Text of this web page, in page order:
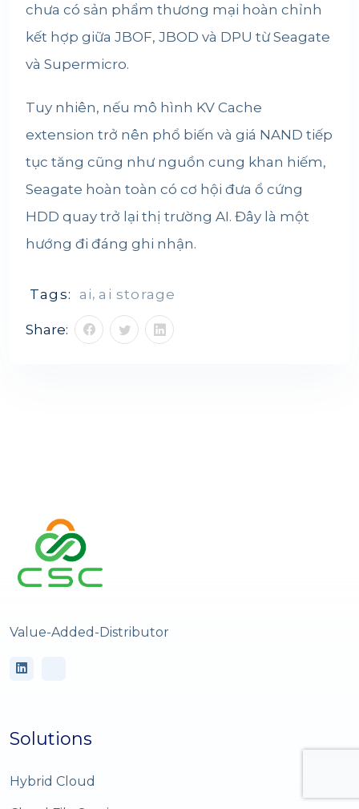
chưa có sản phẩm thương mại hoàn chỉnh
kết hợp giữa JBOF, JBOD và DPU từ Seagate
và Supermicro.
Tuy nhiên, nếu mô hình KV Cache
extension trở nên phổ biến và giá NAND tiếp
tục tăng cũng như nguồn cung khan hiếm,
Seagate hoàn toàn có cơ hội đưa ổ cứng
HDD quay trở lại thị trường AI. Đây là một
hướng đi đáng ghi nhận.
Tags: ai, ai storage
Share:
Value-Added-Distributor
Solutions
Hybrid Cloud